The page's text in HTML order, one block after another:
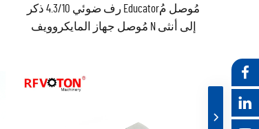
مُوصل مُEducator رف ضوئي 4.3/10 ذكر
إلى أنثى N مُوصل جهاز المايكروويف